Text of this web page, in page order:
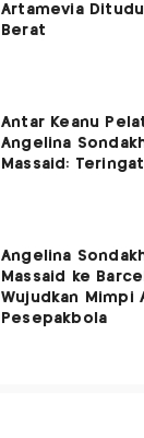
Artamevia
Berat
Antar Keanu
Angelina
Massaid:
Angelina
Massaid ke
Wujudkan Mimpi
Pesepakbola